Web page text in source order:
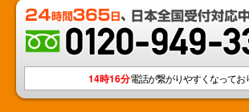
14時16分電話が繋がりやすくなってお